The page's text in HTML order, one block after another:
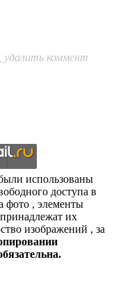
удалить коммент
использованы
доступа в
фото , элементы
их
изображений , за